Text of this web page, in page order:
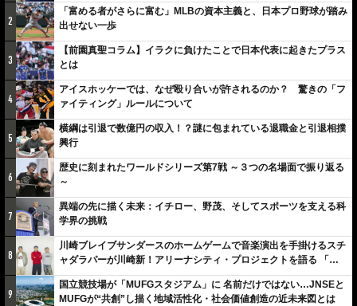
2
「富める者がさらに富む」MLBの資本主義と、日本プロ野球が踏み
出せない一歩
3
【前園真聖コラム】イラクに負けたことで日本代表に起きたプラス
とは
4
アイスホッケーでは、なぜ殴り合いが許されるのか？ 驚きの「フ
ァイティング」ルールについて
5
横綱は引退で数億円の収入！？謎に包まれている退職金と引退相撲
興行
6
歴史に刻まれたワールドシリーズ第7戦 ～３つの名場面で振り返る
～
7
異端の先に描く未来：イチロー、野茂、そしてスポーツを支える科
学界の挑戦
8
川崎ブレイブサンダースのホームゲームで音楽演出を手掛けるスチ
ャダラパーが川崎新！アリーナシティ・プロジェクトを語る 「楽
しみでしかないでしょ。川崎は、ずっと成長曲線だから」
9
国立競技場が「MUFGスタジアム」に 名前だけではない…JNSEと
MUFGが“共創”し描く地域活性化・社会価値創造の近未来図とは